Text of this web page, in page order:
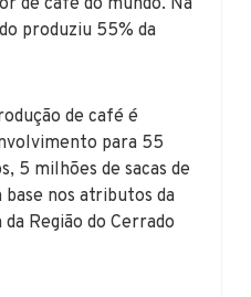
de café do mundo. Na
produziu 55% da
de café é
para 55
5 milhões de sacas de
nos atributos da
Região do Cerrado